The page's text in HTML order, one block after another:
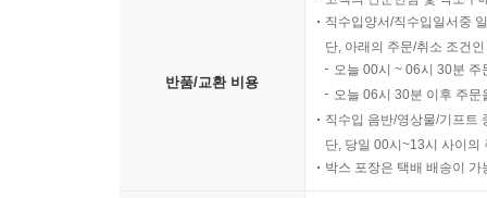
반품/교환 비용
직수입양서/직수입일서중
단, 아래의 주문/취소 조건
오늘 00시 ~ 06시 30분
오늘 06시 30분 이후 주
직수입 음반/영상물/기프트
단, 당일 00시~13시 사이의
박스 포장은 택배 배송이